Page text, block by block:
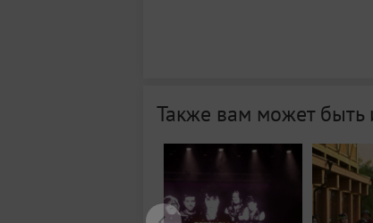
Также вам может быть